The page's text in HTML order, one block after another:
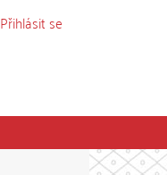
Přihlásit se